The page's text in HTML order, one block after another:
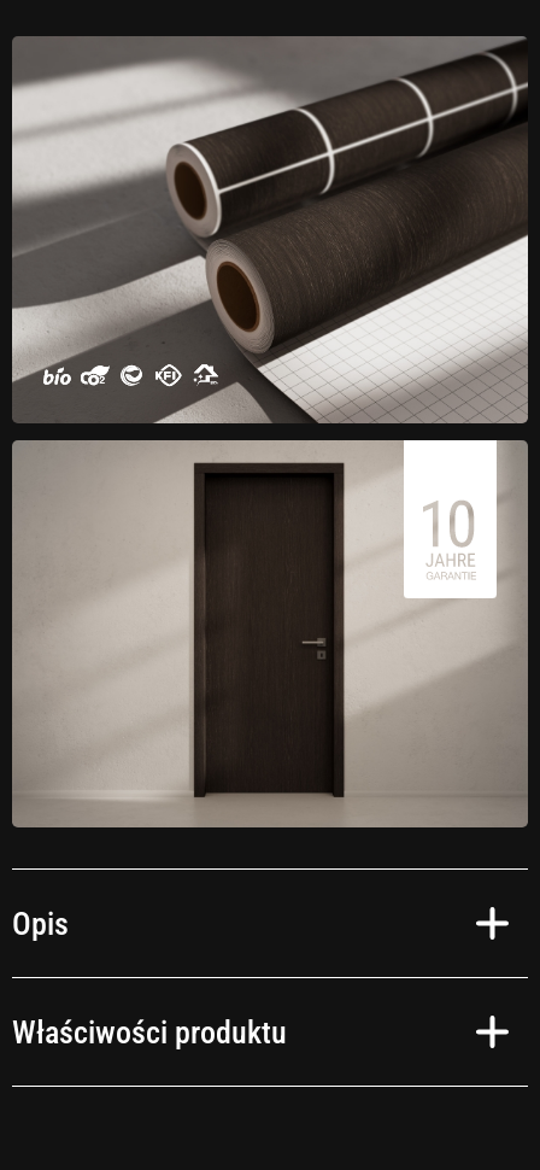
Opis
Niezależnie od tego, czy preferujesz okleinę samoprzylepną imitującą
Właściwości produktu